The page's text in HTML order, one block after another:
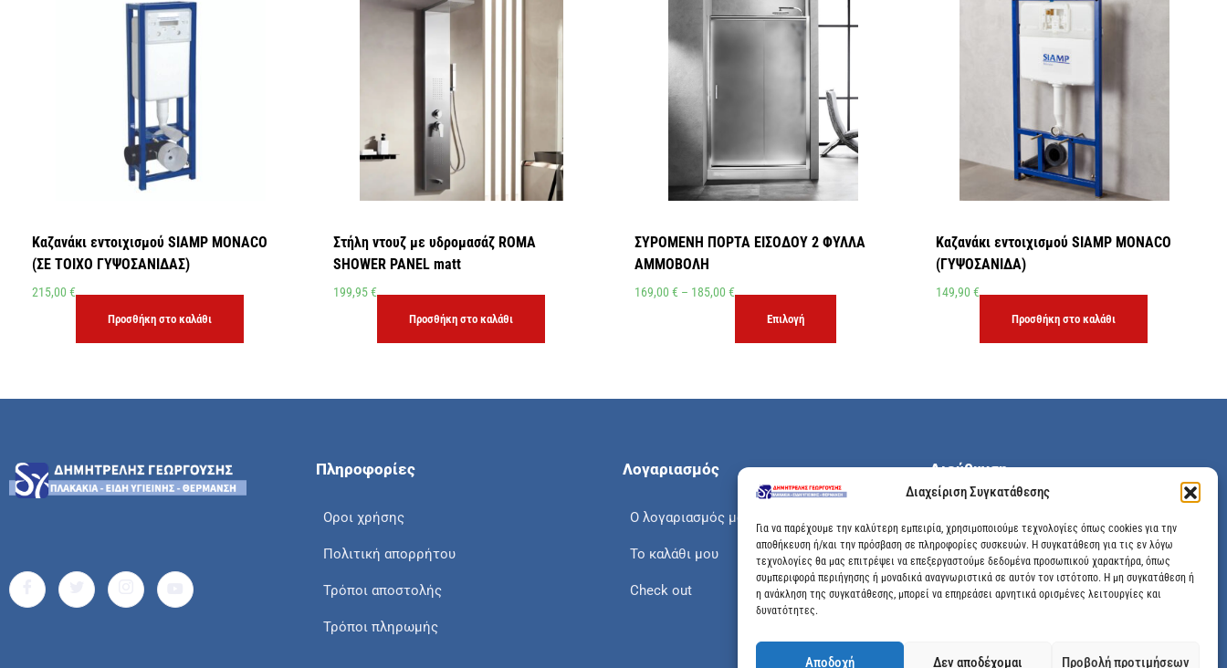
Διαχείριση Συγκατάθεσης
Για να παρέχουμε την καλύτερη εμπειρία, χρησιμοποιούμε τεχνολογίες όπως cookies για την
αποθήκευση ή/και την πρόσβαση σε πληροφορίες συσκευών. Η συγκατάθεση για τις εν λόγω
τεχνολογίες θα μας επιτρέψει να επεξεργαστούμε δεδομένα προσωπικού χαρακτήρα, όπως
συμπεριφορά περιήγησης ή μοναδικά αναγνωριστικά σε αυτόν τον ιστότοπο. Η μη συγκατάθεση ή
η ανάκληση της συγκατάθεσης, μπορεί να επηρεάσει αρνητικά ορισμένες λειτουργίες και
δυνατότητες.
Αποδοχή Δεν αποδέχομαι Προβολή προτιμήσεων
Καζανάκι εντοιχισμού SIAMP MONACO
(ΣΕ ΤΟΙΧΟ ΓΥΨΟΣΑΝΙΔΑΣ)
215,00 €
Προσθήκη στο καλάθι
Στήλη ντουζ με υδρομασάζ ROMA
SHOWER PANEL matt
199,95€
Προσθήκη στο καλάθι
ΣΥΡΟΜΕΝΗ ΠΟΡΤΑ ΕΙΣΟΔΟΥ 2 ΦΥΛΛΑ
ΑΜΜΟΒΟΛΗ
169,00 € – 185,00 €
Επιλογή
Καζανάκι εντοιχισμού SIAMP MONACO
(ΓΥΨΟΣΑΝΙΔΑ)
149,90 €
Προσθήκη στο καλάθι
Πληροφορίες
Οροι χρήσης
Πολιτική απορρήτου
Τρόποι αποστολής
Τρόποι πληρωμής
Λογαριασμός
Ο λογαριασμός μου
Το καλάθι μου
Check out
Διεύθυνση
Μεγάλης Χώρας 89, Αγρίνιο, Τ.Κ: 30100
info@dimitrelis-georgousis.gr
(+30) 26410 44020